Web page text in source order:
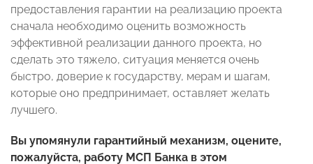
предоставления гарантии на реализацию проекта
сначала необходимо оценить возможность
эффективной реализации данного проекта, но
сделать это тяжело, ситуация меняется очень
быстро, доверие к государству, мерам и шагам,
которые оно предпринимает, оставляет желать
лучшего.
Вы упомянули гарантийный механизм, оцените,
пожалуйста, работу МСП Банка в этом